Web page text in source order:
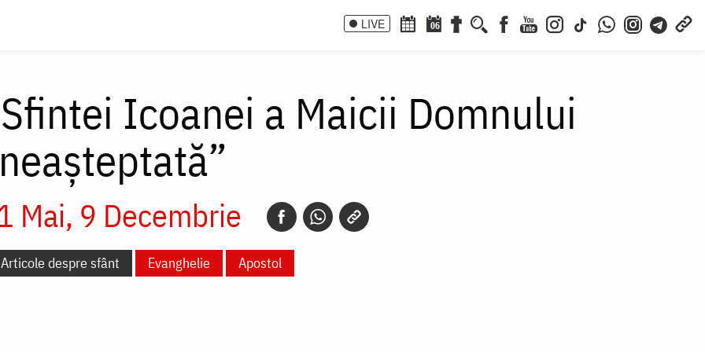
LIVE 06
Icoanei a Maicii Domnului
Mai 9 Decembrie
Articole despre sfânt Evanghelie Apostol